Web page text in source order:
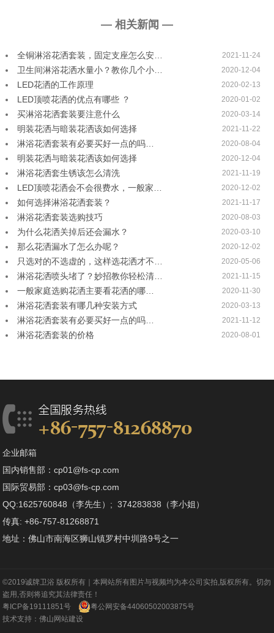
— 相关新闻 —
全铜淋浴花洒套装，固定支座怎么安… 2021-11-24
卫生间淋浴花洒水量小？教你几个小… 2020-12-04
LED花洒的工作原理 2020-02-13
LED顶喷花洒的优点有哪些 ？ 2020-01-02
买淋浴花洒套装要注意什么 2020-03-14
明装花洒与暗装花洒该如何选择 2021-11-22
淋浴花洒套装有必要买好一点的吗… 2020-08-04
明装花洒与暗装花洒该如何选择 2020-12-04
淋浴花洒套生锈该怎么清洗 2021-11-19
LED顶喷花洒会不会很费水，一般家… 2020-12-02
如何选择淋浴花洒套装？ 2021-11-17
淋浴花洒套装选购技巧 2020-08-03
为什么花洒关掉后还会漏水？ 2020-03-10
那么花洒漏水了怎么办呢？ 2020-12-02
只选对的不选虚的，这样选花洒才不… 2020-05-06
淋浴花洒喷头堵了？妙招教你轻松清… 2021-11-15
一般家庭选购花洒主要看花洒的哪… 2020-11-30
淋浴花洒套装有哪几种安装方式 2020-03-13
淋浴花洒套装有必要买好一点的吗… 2021-11-12
淋浴花洒套装的价格 2020-08-01
企业邮箱
国内销售部：cp01@fs-cp.com
国际贸易部：cp03@fs-cp.com
QQ:1625760848（李先生）; 374283838（李小姐）
传真: +86-757-81268871
地址：佛山市南海区狮山镇罗村中圳路9号之一
©2019诚牌卫浴 版权所有｜本网站所有图片与视频均为本公司实拍,版权所有。切勿
盗用,否则将追究其法律责任！
粤ICP备19111851号
粤公网安备44060502003875号
技术支持：佛山网站建设